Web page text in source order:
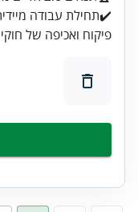
✔️תחילת עבודה
פיקוח ואכיפה של